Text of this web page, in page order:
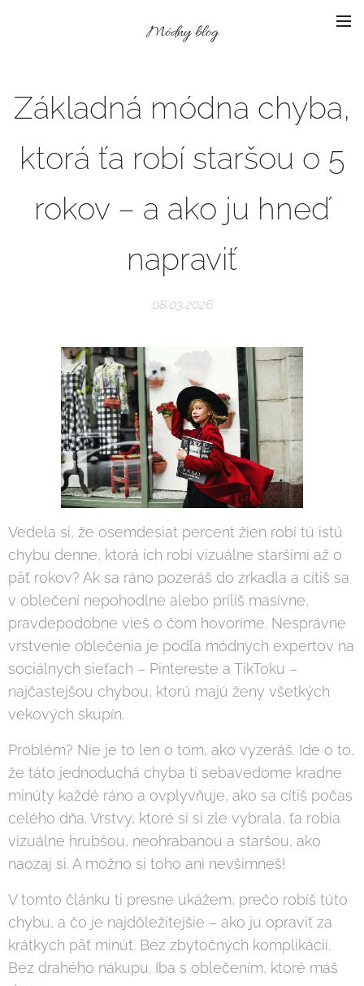
Módny blog
Základná módna chyba,
ktorá ťa robí staršou o 5
rokov – a ako ju hneď
napraviť
08.03.2026
Vedela si, že osemdesiat percent žien robí tú istú
chybu denne, ktorá ich robí vizuálne staršími až o
päť rokov? Ak sa ráno pozeráš do zrkadla a cítiš sa
v oblečení nepohodlne alebo príliš masívne,
pravdepodobne vieš o čom hovoríme. Nesprávne
vrstvenie oblečenia je podľa módnych expertov na
sociálnych sieťach – Pintereste a TikToku –
najčastejšou chybou, ktorú majú ženy všetkých
vekových skupín.
Problém? Nie je to len o tom, ako vyzeráš. Ide o to,
že táto jednoduchá chyba ti sebavedome kradne
minúty každé ráno a ovplyvňuje, ako sa cítiš počas
celého dňa. Vrstvy, ktoré si si zle vybrala, ťa robia
vizuálne hrubšou, neohrabanou a staršou, ako
naozaj si. A možno si toho ani nevšimneš!
V tomto článku ti presne ukážem, prečo robíš túto
chybu, a čo je najdôležitejšie – ako ju opraviť za
krátkych päť minút. Bez zbytočných komplikácií.
Bez drahého nákupu. Iba s oblečením, ktoré máš